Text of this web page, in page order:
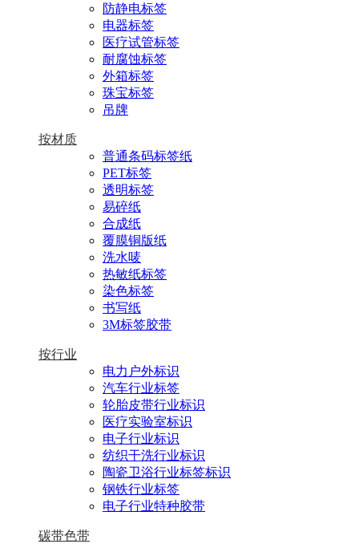
防静电标签
电器标签
医疗试管标签
耐腐蚀标签
外箱标签
珠宝标签
吊牌
按材质
普通条码标签纸
PET标签
透明标签
易碎纸
合成纸
覆膜铜版纸
洗水唛
热敏纸标签
染色标签
书写纸
3M标签胶带
按行业
电力户外标识
汽车行业标签
轮胎皮带行业标识
医疗实验室标识
电子行业标识
纺织干洗行业标识
陶瓷卫浴行业标签标识
钢铁行业标签
电子行业特种胶带
碳带色带